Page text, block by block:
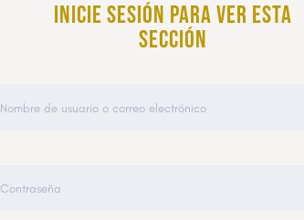
Inicie sesión para ver esta
sección